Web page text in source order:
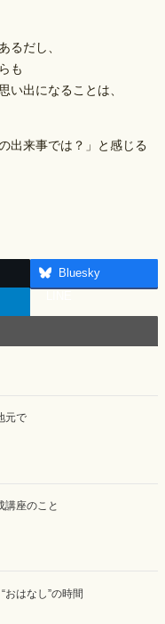
るだし、
も
い出になることは、
出来事では？」と感じる
Bluesky
元で
講座のこと
おはなし”の時間